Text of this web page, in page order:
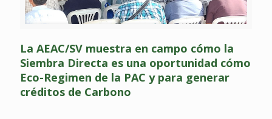
La AEAC/SV muestra en campo cómo la
Siembra Directa es una oportunidad cómo
Eco-Regimen de la PAC y para generar
créditos de Carbono